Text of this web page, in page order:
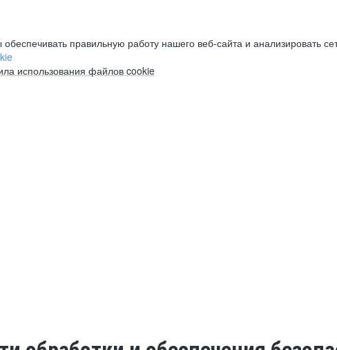
правильную работу нашего веб-сайта и анализировать
использования файлов cookie